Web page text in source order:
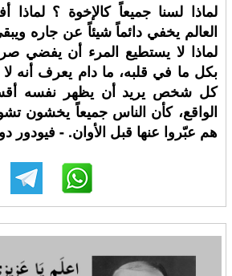
لماذا لسنا جميعاً كالإخوة ؟
العالم يخفي دائماً شيئاً عن جاره
لماذا لا يستطيع المرء أن يفضي
بكل ما في قلبه، ما دام يعرف أنه لا
كل شخص يريد أن يظهر نفسه
الواقع، كأن الناس جميعاً يخشون
هم عبّروا عنها قبل الأوان. - فيودور